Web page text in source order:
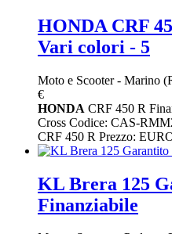
HONDA CRF
Vari colori - 5
Moto e Scooter- Marino
€
HONDA CRF 450 R
Cross Codice: CAS-
CRF 450 R Prezzo:
KL Brera 125
Finanziabile